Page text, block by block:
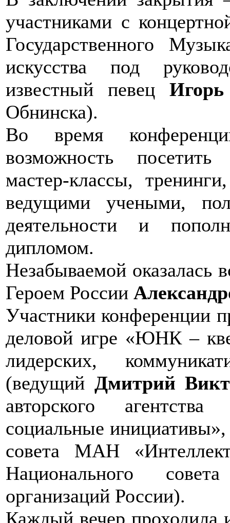
участниками с
Государственного
искусства под
известный певец
Обнинска).
Во время
возможность посетить
мастер-классы,
ведущими учеными,
деятельности и
дипломом.
Незабываемой оказалась
Героем России
Участники конференции
деловой игре «ЮНК –
лидерских,
(ведущий Дмитрий
авторского
социальные
совета МАН
Национального
организаций России).
Каждый вечер проходила